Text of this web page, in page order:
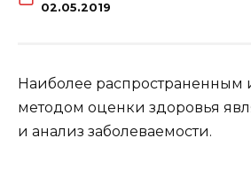
02.05.2019
Наиболее распространенным
методом оценки здоровья
и анализ заболеваемости.